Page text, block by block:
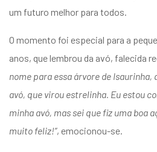
um futuro melhor para todos.
O momento foi especial para a
anos, que lembrou da avó, falecida
nome para essa árvore de Isaurinha,
avó, que virou estrelinha. Eu estou
minha avó, mas sei que fiz uma boa
muito feliz!”, emocionou-se.